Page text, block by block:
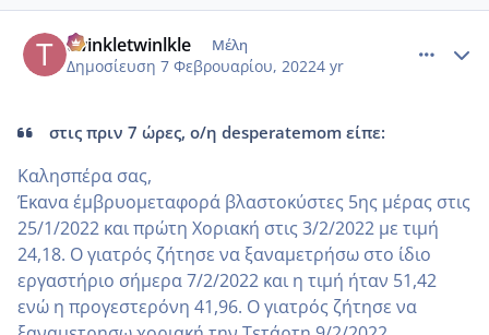
twinkletwinlkle Μέλη
Δημοσίευση 7 Φεβρουαρίου, 20224 yr
στις πριν 7 ώρες, ο/η desperatemom είπε:
Καλησπέρα σας,
Έκανα έμβρυομεταφορά βλαστοκύστες 5ης μέρας στις
25/1/2022 και πρώτη Χοριακή στις 3/2/2022 με τιμή
24,18. Ο γιατρός ζήτησε να ξαναμετρήσω στο ίδιο
εργαστήριο σήμερα 7/2/2022 και η τιμή ήταν 51,42
ενώ η προγεστερόνη 41,96. Ο γιατρός ζήτησε να